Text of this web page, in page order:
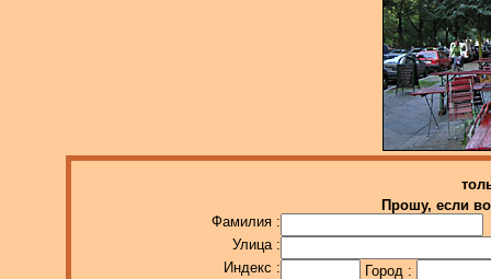
Прошу, если
Фамилия :
Улица :
Индекс :
Город :